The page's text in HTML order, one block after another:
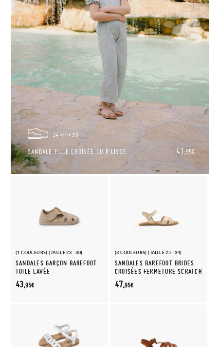
24 39
SANDALE FILLE CROISÉE CUIR LISSE 41,95€
(1 COULEURS) (TAILLE 23 - 30)
SANDALES GARÇON BAREFOOT
TOILE LAVÉE
43,95€
(3 COULEURS) (TAILLE 25 - 34)
SANDALES BAREFOOT BRIDES
CROISÉES FERMETURE SCRATCH
47,95€